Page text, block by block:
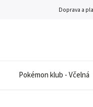
Doprava a
Pokémon klub - Včelná